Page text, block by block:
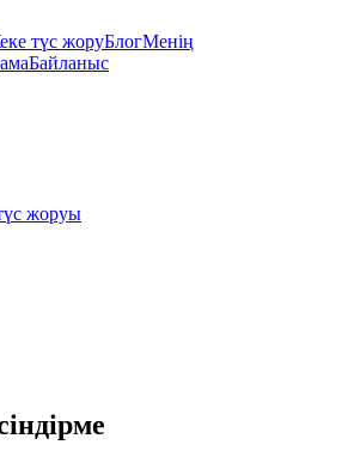
түс жоруБлогМенің
Байланыс
жоруы